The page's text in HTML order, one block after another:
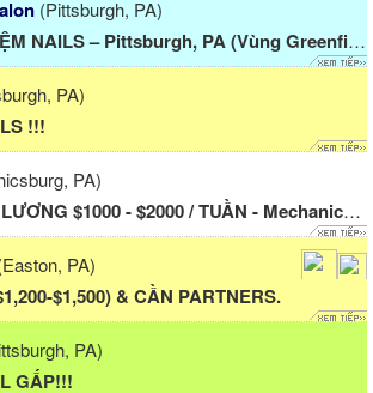
(Pittsburgh, PA)
NAILS – Pittsburgh, PA (Vùng Greenfield)
PA)
!!!
PA)
GLO Nails - BAO LƯƠNG $1000 - $2000 / TUẦN - Mechanicsburg...
PA)
$1,500) & CẦN PARTNERS.
PA)
GẤP!!!